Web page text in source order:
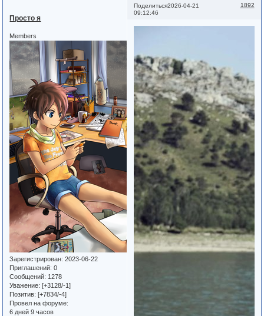
Поделиться 1892
2026-04-21
09:12:46
Просто я
Members
Зарегистрирован: 2023-06-22
Приглашений: 0
Сообщений: 1278
Уважение: [+3128/-1]
Позитив: [+7834/-4]
Провел на форуме:
6 дней 9 часов